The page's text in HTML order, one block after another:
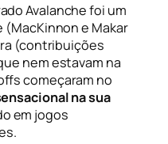
Avalanche foi um
(MacKinnon e Makar
(contribuições
nem estavam na
começaram no
na sua
em jogos